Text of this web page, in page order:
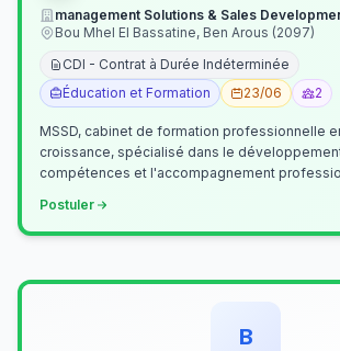
management Solutions & Sales
Bou Mhel El Bassatine, Ben Arous (2097)
CDI - Contrat à Durée Indéterminée
Éducation et Formation
23/06 2
MSSD, cabinet de formation professionnelle
croissance, spécialisé dans le
compétences et l'accompagnement
Postuler
B